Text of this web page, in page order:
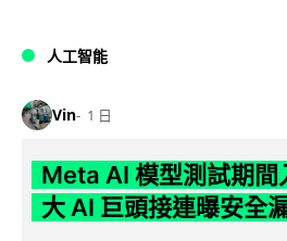
人工智能
Vin 1 日
Meta AI 模型測試期間
大 AI 巨頭接連曝安全